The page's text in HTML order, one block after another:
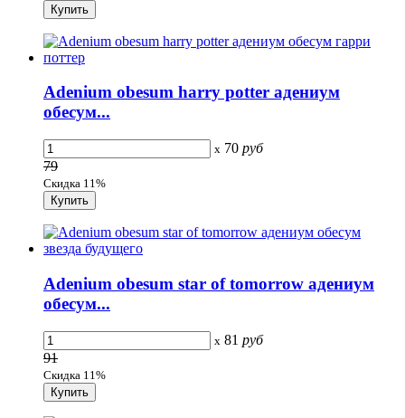
Adenium obesum harry potter адениум
обесум...
x 70 руб
79
Скидка 11%
Adenium obesum star of tomorrow адениум
обесум...
x 81 руб
91
Скидка 11%